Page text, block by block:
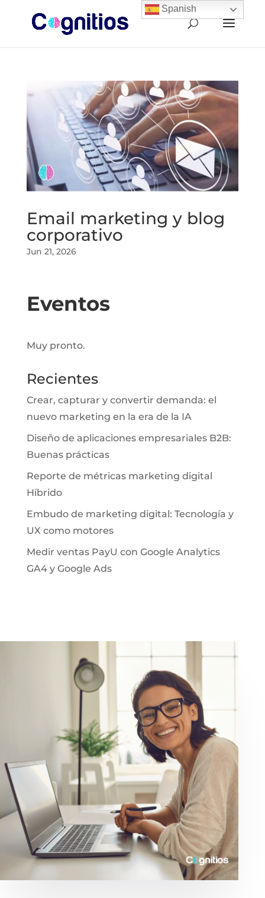
Email marketing y blog
corporativo
Jun 21, 2026
Eventos
Muy pronto.
Recientes
Crear, capturar y convertir demanda: el
nuevo marketing en la era de la IA
Diseño de aplicaciones empresariales B2B:
Buenas prácticas
Reporte de métricas marketing digital
Híbrido
Embudo de marketing digital: Tecnología y
UX como motores
Medir ventas PayU con Google Analytics
GA4 y Google Ads
Spanish